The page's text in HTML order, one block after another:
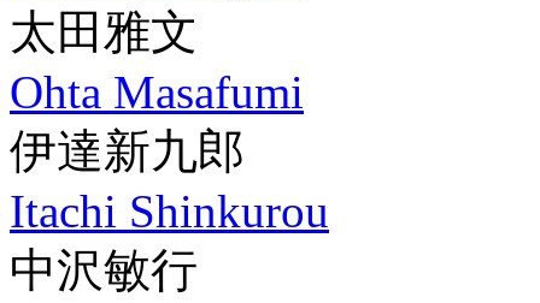
太田雅文
Ohta Masafumi
伊達新九郎
Itachi Shinkurou
中沢敏行